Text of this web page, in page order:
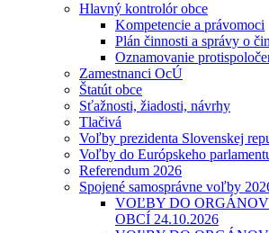
Hlavný kontrolór obce
Kompetencie a právomoci
Plán činnosti a správy o
Oznamovanie
Zamestnanci OcÚ
Štatút obce
Sťažnosti, žiadosti, návrhy
Tlačivá
Voľby prezidenta Slovenskej
Voľby do Európskeho
Referendum 2026
Spojené samosprávne voľby
VOĽBY DO
OBCÍ 24.10.2026